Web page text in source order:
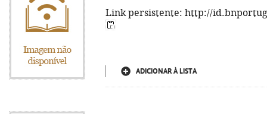
Link persistente: http://
ADICIONAR À LISTA